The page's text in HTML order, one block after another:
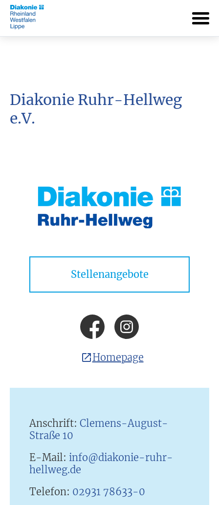
Diakonie Ruhr-Hellweg
e.V.
Stellenangebote
Homepage
Anschrift: Clemens-August-
Straße 10
E-Mail: info@diakonie-ruhr-
hellweg.de
Telefon: 02931 78633-0